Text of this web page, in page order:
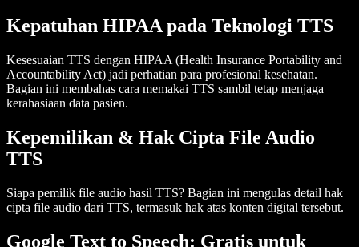
Kepatuhan HIPAA pada Teknologi TTS
Kesesuaian TTS dengan HIPAA (Health Insurance Portability and
Accountability Act) jadi perhatian para profesional kesehatan.
Bagian ini membahas cara memakai TTS sambil tetap menjaga
kerahasiaan data pasien.
Kepemilikan & Hak Cipta File Audio
TTS
Siapa pemilik file audio hasil TTS? Bagian ini mengulas detail hak
cipta file audio dari TTS, termasuk hak atas konten digital tersebut.
Google Text to Speech: Gratis untuk